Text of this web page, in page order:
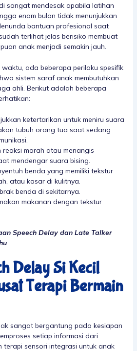
sangat mendesak apabila latihan
enam bulan tidak menunjukkan
bantuan profesional saat
terlihat jelas berisiko membuat
anak menjadi semakin jauh.
ada beberapa perilaku spesifik
sistem saraf anak membutuhkan
ahli. Berikut adalah beberapa
ketertarikan untuk meniru suara
tubuh orang tua saat sedang
reaksi marah atau menangis
mendengar suara bising.
benda yang memiliki tekstur
atau kasar di kulitnya.
benda di sekitarnya.
makanan dengan tekstur
Speech Delay dan Late Talker
Delay Si Kecil
Terapi Bermain
sangat bergantung pada kesiapan
setiap informasi dari
terapi sensori integrasi untuk anak